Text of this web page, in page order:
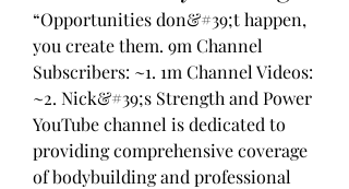
“Opportunities don&#39;t happen,
you create them. 9m Channel
Subscribers: ~1. 1m Channel Videos:
~2. Nick&#39;s Strength and Power
YouTube channel is dedicated to
providing comprehensive coverage
of bodybuilding and professional